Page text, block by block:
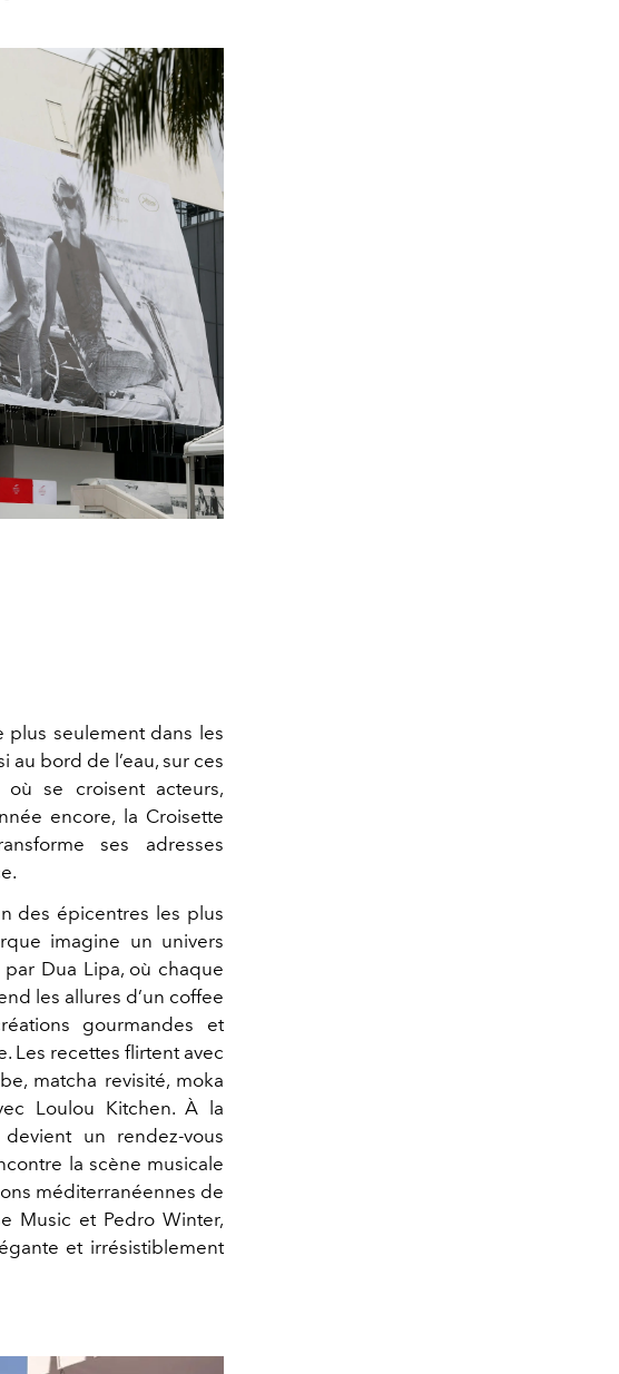
plus seulement dans les
au bord de l’eau, sur ces
se croisent acteurs,
encore, la Croisette
ses adresses
des épicentres les plus
imagine un univers
Dua Lipa, où chaque
les allures d’un coffee
gourmandes et
Les recettes flirtent avec
matcha revisité, moka
Loulou Kitchen. À la
un rendez-vous
la scène musicale
méditerranéennes de
Music et Pedro Winter,
et irrésistiblement